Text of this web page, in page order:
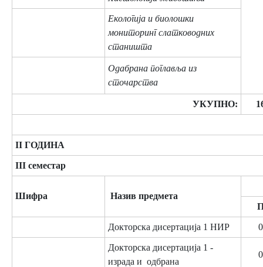
Екологија и биолошки
мониторинг слатководних
станишта
Одабрана поглавља из
сточарства
УКУПНО:
II ГОДИНА
III семестар
Шифра
Назив предмета
Докторска дисертација 1 НИР 0
Докторска дисертација 1 -
израда и одбрана
0